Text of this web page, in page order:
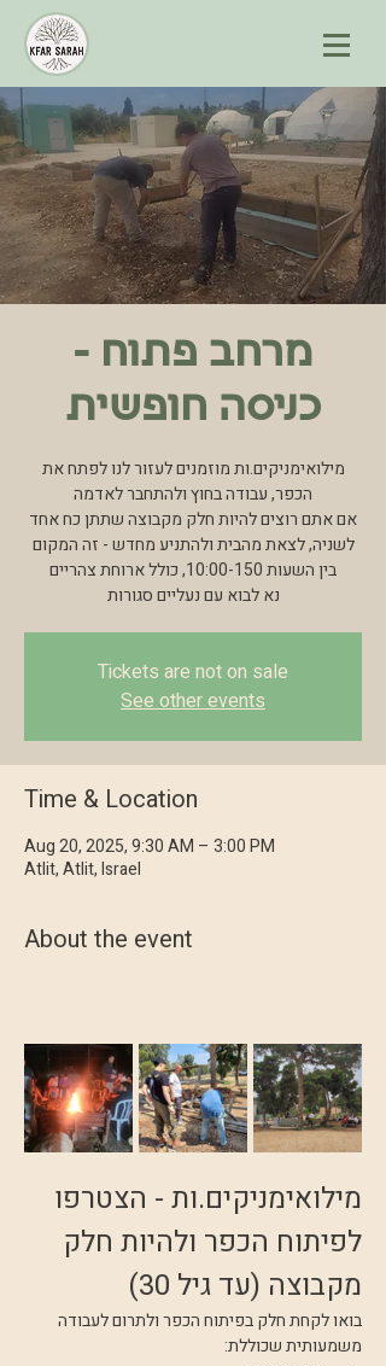
מרחב פתוח -
כניסה חופשית
מילואימניקים.ות מוזמנים לעזור לנו לפתח את
הכפר, עבודה בחוץ ולהתחבר לאדמה
אם אתם רוצים להיות חלק מקבוצה שתתן כח אחד
לשניה, לצאת מהבית ולהתניע מחדש - זה המקום
בין השעות 10:00-150, כולל ארוחת צהריים
נא לבוא עם נעליים סגורות
Tickets are not on sale
See other events
Time & Location
Aug 20, 2025, 9:30 AM – 3:00 PM
Atlit, Atlit, Israel
About the event
מילואימניקים.ות - הצטרפו
לפיתוח הכפר ולהיות חלק
מקבוצה (עד גיל 30)
בואו לקחת חלק בפיתוח הכפר ולתרום לעבודה
משמעותית שכוללת: